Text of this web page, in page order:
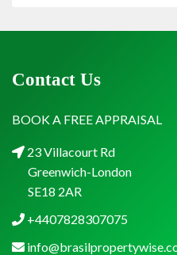
Contact Us
BOOK A FREE APPRAISAL
23 Villacourt Rd
Greenwich-London
SE18 2AR
+4407828307075